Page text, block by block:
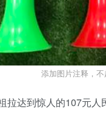
添加图片注释，不
拉达到惊人的107元